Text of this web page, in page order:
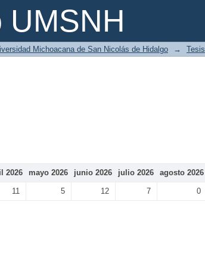
UMSNH
Michoacana de San Nicolás de Hidalgo → Tesis
2026 mayo 2026 junio 2026 julio 2026 agosto 2026
11 5 12 7 0